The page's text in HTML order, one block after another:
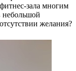
зала многим
небольшой
желания?